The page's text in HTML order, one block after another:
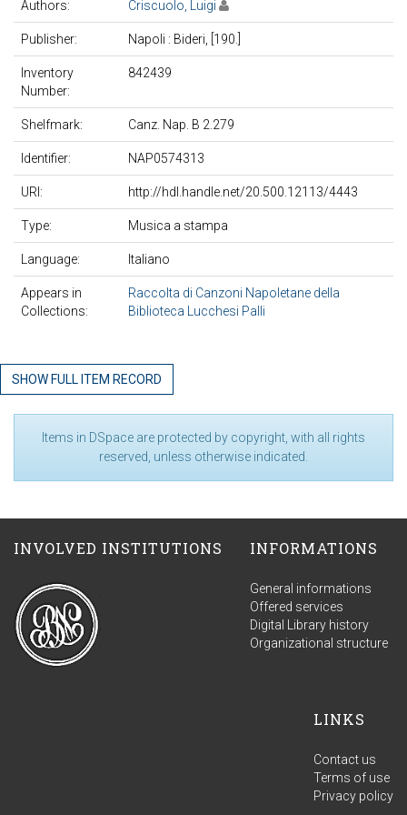
Authors: Criscuolo, Luigi
Publisher: Napoli : Bideri, [190.]
Inventory
Number:
842439
Shelfmark: Canz. Nap. B 2.279
Identifier: NAP0574313
URI: http://hdl.handle.net/20.500.12113/4443
Type: Musica a stampa
Language: Italiano
Appears in
Collections:
Raccolta di Canzoni Napoletane della
Biblioteca Lucchesi Palli
SHOW FULL ITEM RECORD
Items in DSpace are protected by copyright, with all rights
reserved, unless otherwise indicated.
INVOLVED INSTITUTIONS INFORMATIONS
General informations
Offered services
Digital Library history
Organizational structure
LINKS
Contact us
Terms of use
Privacy policy